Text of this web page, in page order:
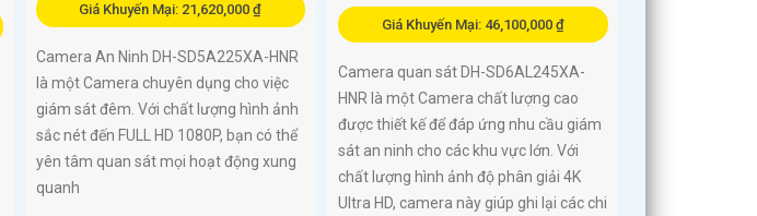
Giá Khuyến Mại: 21,620,000 ₫
Camera An Ninh DH-SD5A225XA-HNR
là một Camera chuyên dụng cho việc
giám sát đêm. Với chất lượng hình ảnh
sắc nét đến FULL HD 1080P, bạn có thể
yên tâm quan sát mọi hoạt động xung
quanh
Giá Khuyến Mại: 46,100,000 ₫
Camera quan sát DH-SD6AL245XA-
HNR là một Camera chất lượng cao
được thiết kế để đáp ứng nhu cầu giám
sát an ninh cho các khu vực lớn. Với
chất lượng hình ảnh độ phân giải 4K
Ultra HD, camera này giúp ghi lại các chi